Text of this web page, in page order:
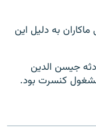
به دلیل این
جیسن الدین
کنسرت بود.